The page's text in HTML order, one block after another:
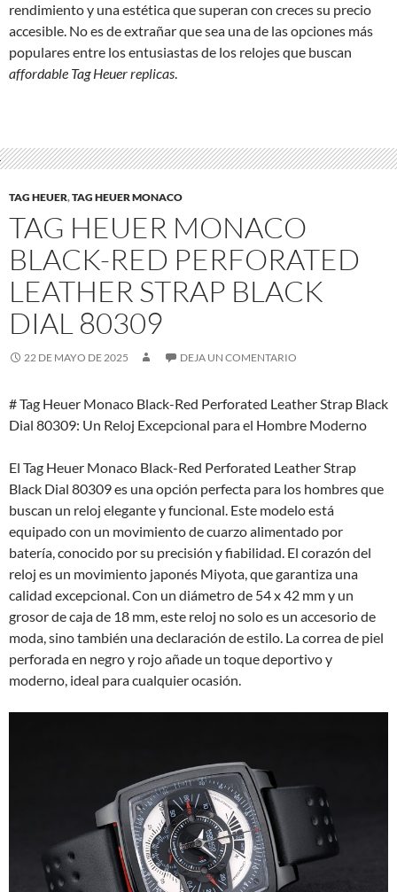
rendimiento y una estética que superan con creces su precio
accesible. No es de extrañar que sea una de las opciones más
populares entre los entusiastas de los relojes que buscan
affordable Tag Heuer replicas.
TAG HEUER,TAG HEUER MONACO
TAG HEUER MONACO
BLACK-RED PERFORATED
LEATHER STRAP BLACK
DIAL 80309
22 DE MAYO DE 2025 DEJA UN COMENTARIO
# Tag Heuer Monaco Black-Red Perforated Leather Strap Black
Dial 80309: Un Reloj Excepcional para el Hombre Moderno
El Tag Heuer Monaco Black-Red Perforated Leather Strap
Black Dial 80309 es una opción perfecta para los hombres que
buscan un reloj elegante y funcional. Este modelo está
equipado con un movimiento de cuarzo alimentado por
batería, conocido por su precisión y fiabilidad. El corazón del
reloj es un movimiento japonés Miyota, que garantiza una
calidad excepcional. Con un diámetro de 54 x 42 mm y un
grosor de caja de 18 mm, este reloj no solo es un accesorio de
moda, sino también una declaración de estilo. La correa de piel
perforada en negro y rojo añade un toque deportivo y
moderno, ideal para cualquier ocasión.